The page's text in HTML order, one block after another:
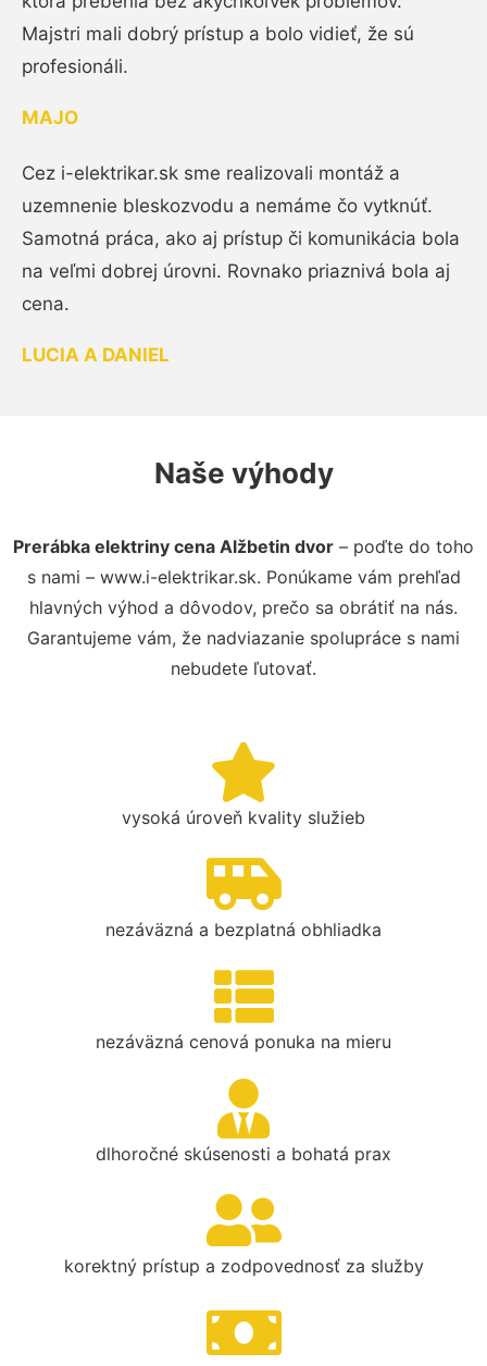
Majstri mali dobrý prístup a bolo vidieť, že sú
profesionáli.
MAJO
Cez i-elektrikar.sk sme realizovali montáž a
uzemnenie bleskozvodu a nemáme čo vytknúť.
Samotná práca, ako aj prístup či komunikácia bola
na veľmi dobrej úrovni. Rovnako priaznivá bola aj
cena.
LUCIA A DANIEL
Naše výhody
Prerábka elektriny cena Alžbetin dvor – poďte do toho
s nami – www.i-elektrikar.sk. Ponúkame vám prehľad
hlavných výhod a dôvodov, prečo sa obrátiť na nás.
Garantujeme vám, že nadviazanie spolupráce s nami
nebudete ľutovať.
vysoká úroveň kvality služieb
nezáväzná a bezplatná obhliadka
nezáväzná cenová ponuka na mieru
dlhoročné skúsenosti a bohatá prax
korektný prístup a zodpovednosť za služby